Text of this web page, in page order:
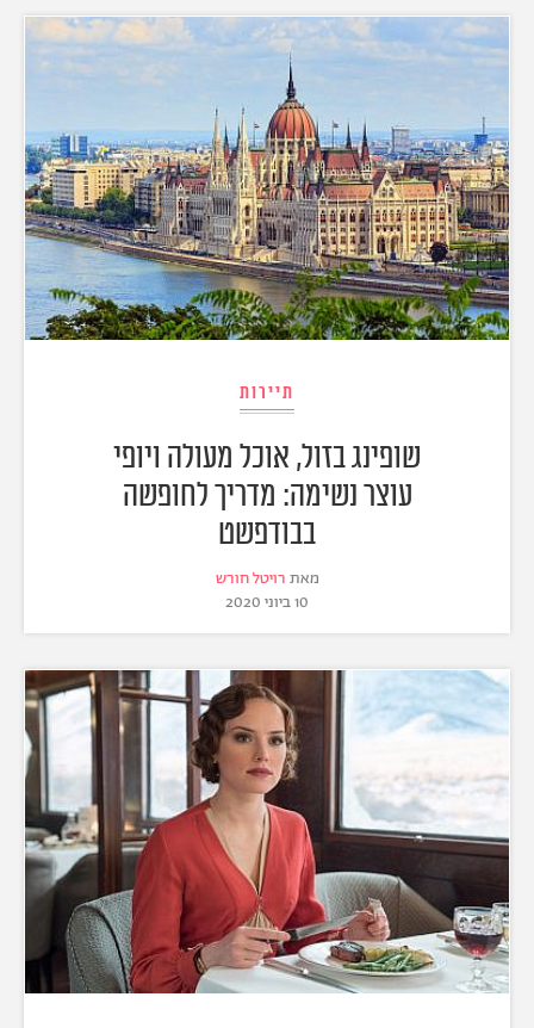
תיירות
שופינג‌ ‌בזול,‌ ‌אוכל‌ ‌מעולה‌ ‌ויופי‌
‌עוצר‌ ‌נשימה: מדריך לחופשה
בבודפשט
מאת רויטל חורש
10 ביוני 2020